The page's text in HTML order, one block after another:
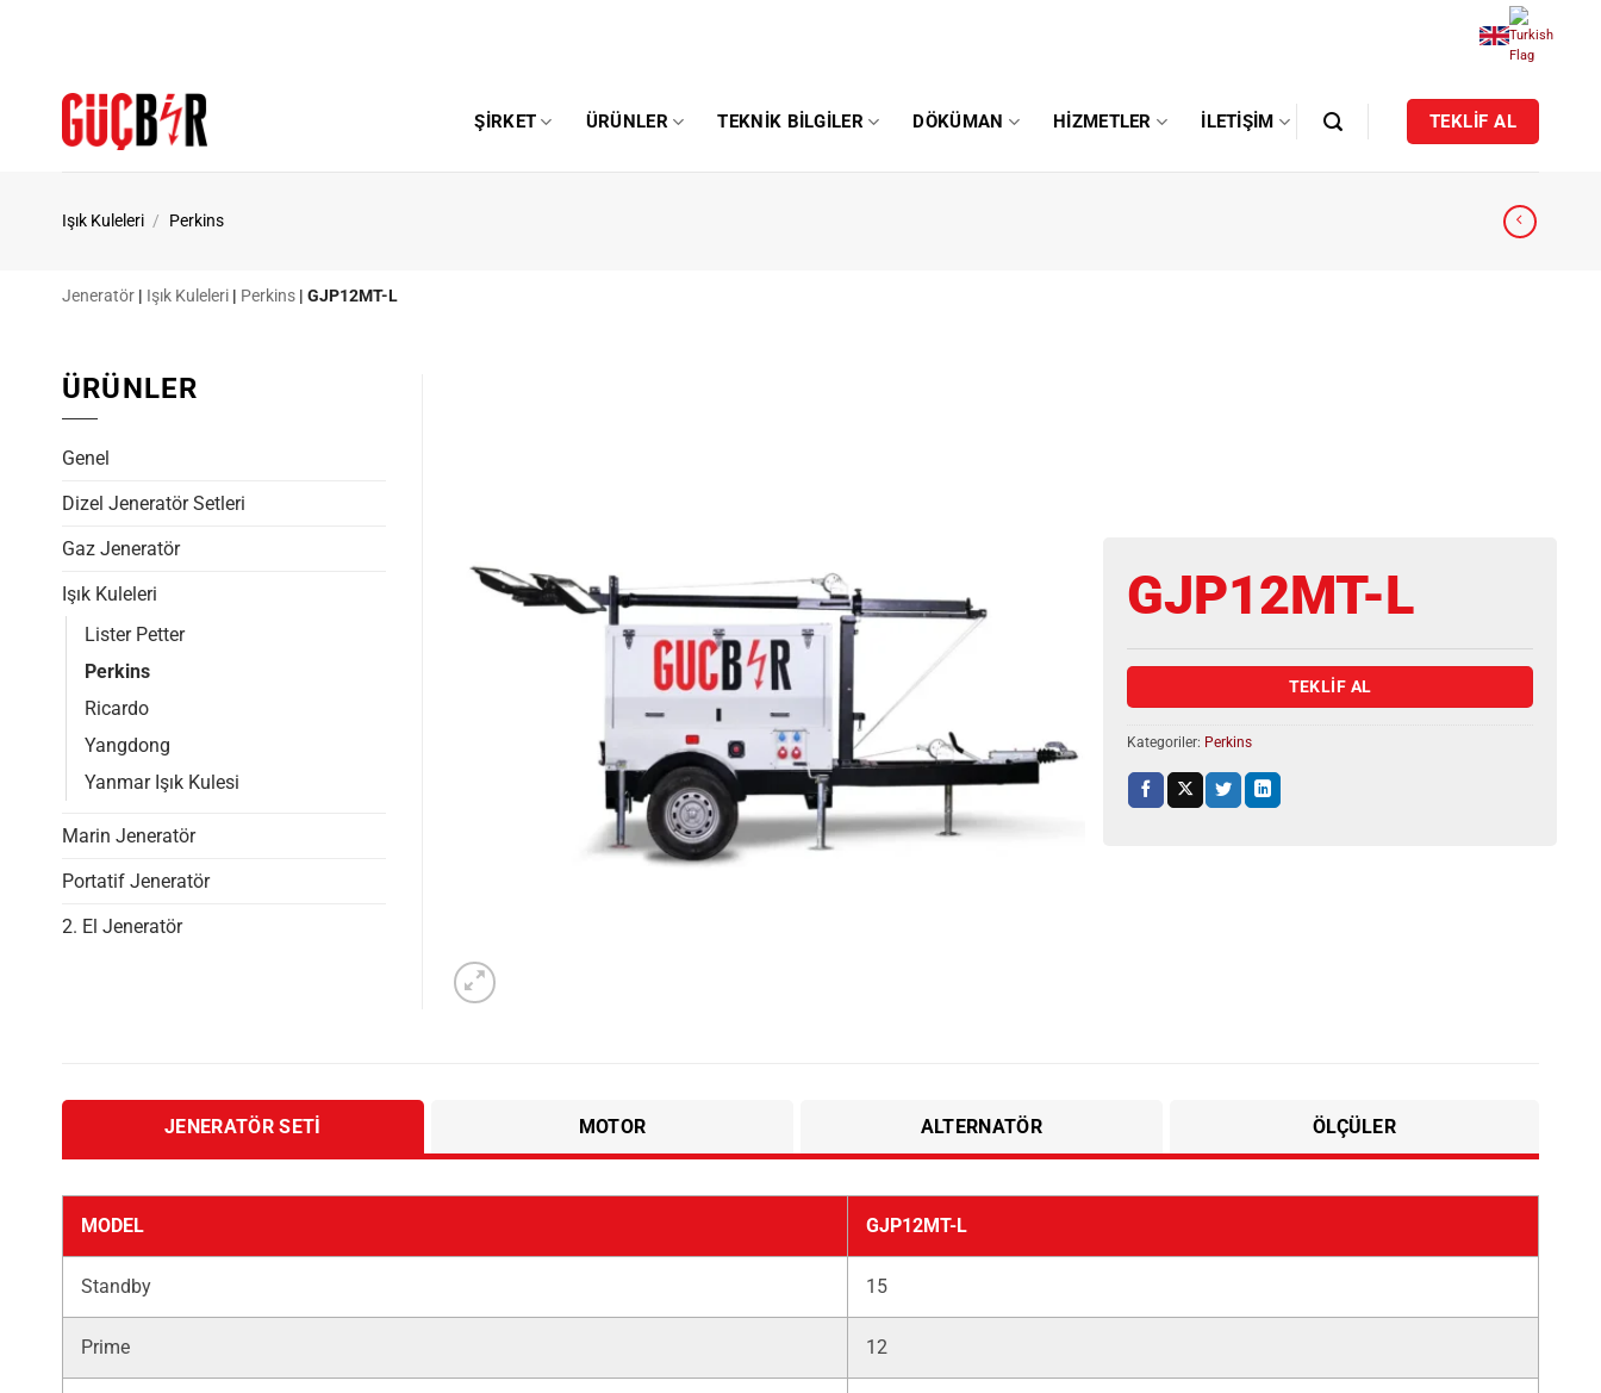
ŞIRKET ÜRÜNLER TEKNIK BILGILER DÖKÜMAN HIZMETLER İLETIŞIM TEKLİF AL
Işık Kuleleri / Perkins
Jeneratör | Işık Kuleleri | Perkins | GJP12MT-L
GJP12MT-L
TEKLİF AL
Kategoriler: Perkins
ÜRÜNLER
Genel
Dizel Jeneratör Setleri
Gaz Jeneratör
Işık Kuleleri
Lister Petter
Perkins
Ricardo
Yangdong
Yanmar Işık Kulesi
Marin Jeneratör
Portatif Jeneratör
2. El Jeneratör
JENERATÖR SETI MOTOR ALTERNATÖR ÖLÇÜLER
MODEL GJP12MT-L
Standby 15
Prime 12